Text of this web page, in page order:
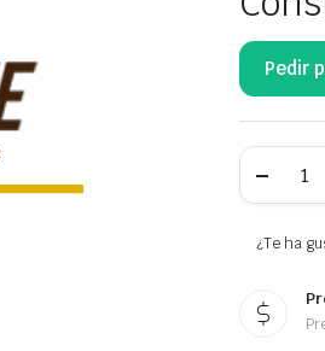
Pedir
¿Te ha